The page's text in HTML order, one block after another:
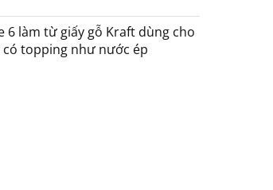
6 làm từ giấy gỗ Kraft dùng cho
topping như nước ép